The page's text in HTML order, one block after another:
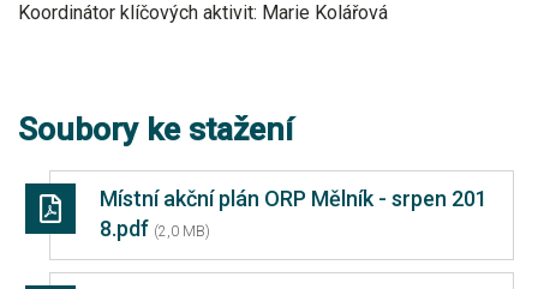
Koordinátor klíčových aktivit: Marie Kolářová
Soubory ke stažení
Místní akční plán ORP Mělník - srpen 201
8.pdf (2,0 MB)